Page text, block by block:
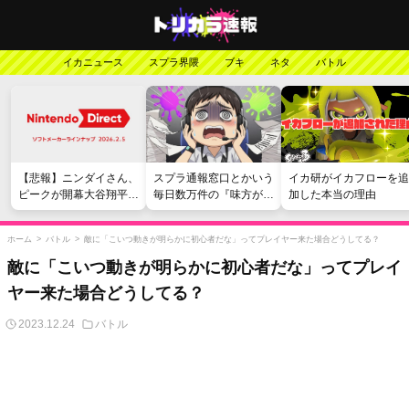
イカニュース スプラ界隈 ブキ ネタ バトル
【悲報】ニンダイさん、
ピークが開幕大谷翔平の
がっかりダイレクトだっ
たと言われてしまう
スプラ通報窓口とかいう
毎日数万件の『味方が弱
い』愚痴を読まされる苦
行
イカ研がイカフローを追
加した本当の理由
ホーム > バトル > 敵に「こいつ動きが明らかに初心者だな」ってプレイヤー来た場合どうしてる？
敵に「こいつ動きが明らかに初心者だな」ってプレイ
ヤー来た場合どうしてる？
2023.12.24 バトル